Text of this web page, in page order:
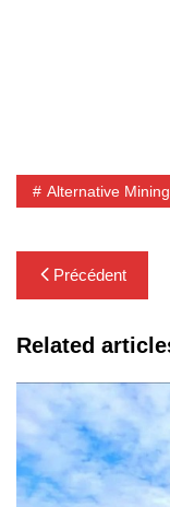
Alternative
Navigation
de
l’article
Précédent
Related